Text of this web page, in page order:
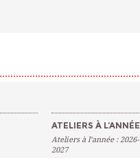
ATELIERS À L’ANNÉE
Ateliers à l’année : 2026-
2027